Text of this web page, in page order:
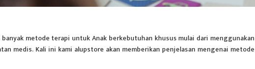
banyak metode terapi untuk Anak berkebutuhan khusus mulai dari menggunakan
medis. Kali ini kami alupstore akan memberikan penjelasan mengenai metode